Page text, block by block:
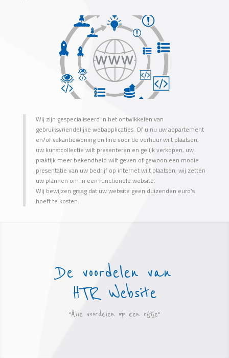
Wij zijn gespecialiseerd in het ontwikkelen van
gebruiksvriendelijke webapplicaties. Of u nu uw appartement
en/of vakantiewoning on line voor de verhuur wilt plaatsen,
uw kunstcollectie wilt presenteren en gelijk verkopen, uw
praktijk meer bekendheid wilt geven of gewoon een mooie
presentatie van uw bedrijf op internet wilt plaatsen, wij zetten
uw plannen om in een functionele website.
Wij bewijzen graag dat uw website geen duizenden euro’s
hoeft te kosten.
De voordelen van
HTR Website
"Alle voordelen op een rijtje"